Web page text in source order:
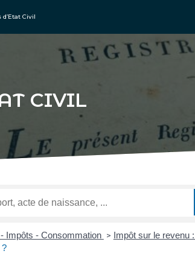
d’Etat Civil
CIVIL
Impôts - Consommation > Impôt sur le revenu
?